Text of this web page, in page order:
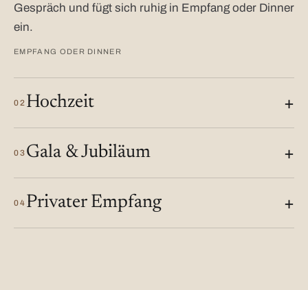
Gespräch und fügt sich ruhig in Empfang oder Dinner
ein.
EMPFANG ODER DINNER
02 Hochzeit
03 Gala & Jubiläum
04 Privater Empfang